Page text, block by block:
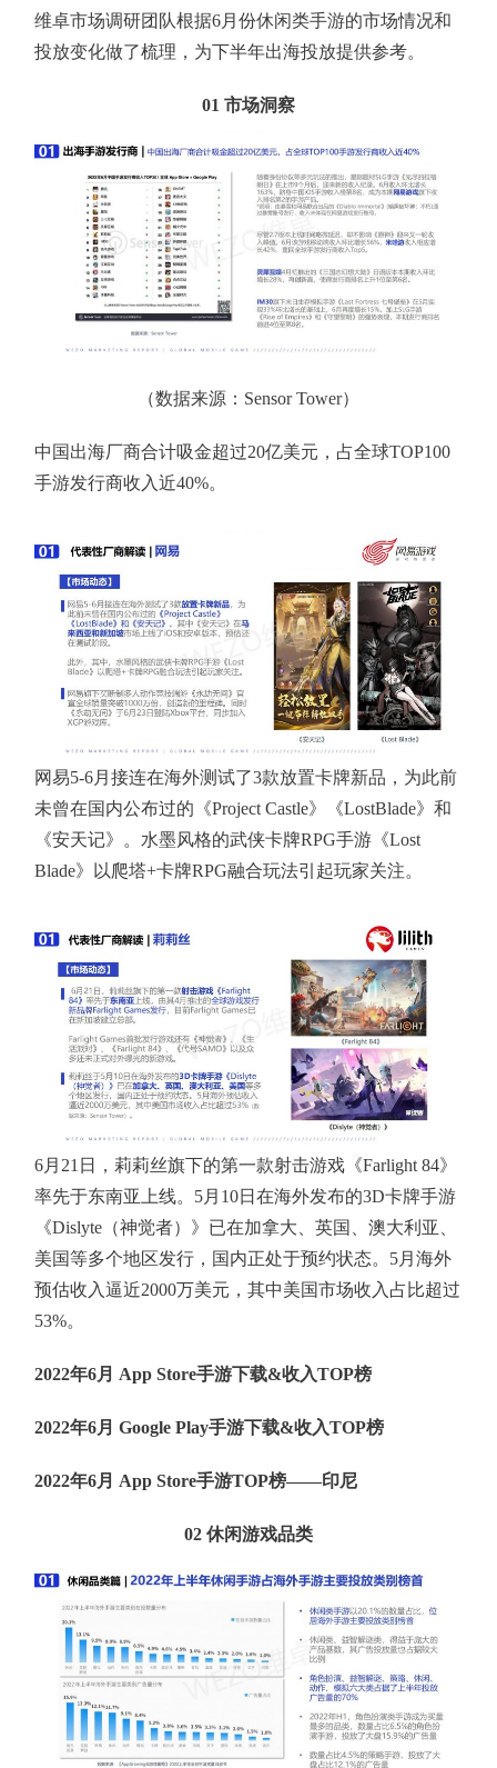
维卓市场调研团队根据6月份休闲类手游的市场情况和
投放变化做了梳理，为下半年出海投放提供参考。
01 市场洞察
（数据来源：Sensor Tower）
中国出海厂商合计吸金超过20亿美元，占全球TOP100
手游发行商收入近40%。
网易5-6月接连在海外测试了3款放置卡牌新品，为此前
未曾在国内公布过的《Project Castle》《LostBlade》和
《安天记》。水墨风格的武侠卡牌RPG手游《Lost
Blade》以爬塔+卡牌RPG融合玩法引起玩家关注。
6月21日，莉莉丝旗下的第一款射击游戏《Farlight 84》
率先于东南亚上线。5月10日在海外发布的3D卡牌手游
《Dislyte（神觉者）》已在加拿大、英国、澳大利亚、
美国等多个地区发行，国内正处于预约状态。5月海外
预估收入逼近2000万美元，其中美国市场收入占比超过
53%。
2022年6月 App Store手游下载&收入TOP榜
2022年6月 Google Play手游下载&收入TOP榜
2022年6月 App Store手游TOP榜——印尼
02 休闲游戏品类